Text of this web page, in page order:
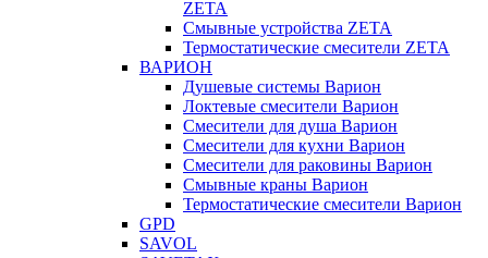
ZETA
Смывные устройства ZETA
Термостатические смесители ZETA
ВАРИОН
Душевые системы Варион
Локтевые смесители Варион
Смесители для душа Варион
Смесители для кухни Варион
Смесители для раковины Варион
Смывные краны Варион
Термостатические смесители Варион
GPD
SAVOL